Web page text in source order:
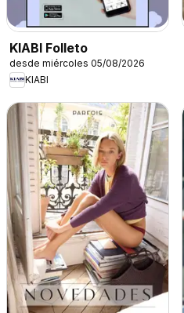
KIABI Folleto
desde miércoles 05/08/2026
KIABI